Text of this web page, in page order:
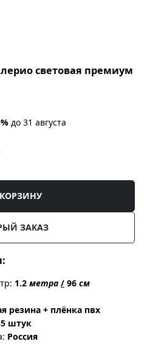
световая премиум
до 31 августа
ЗАКАЗ
1.2 метра / 96 см
резина + плёнка пвх
штук
Россия